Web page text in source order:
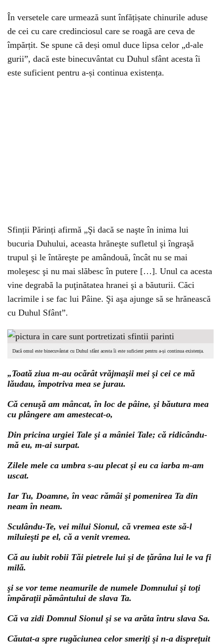
În versetele care urmează sunt înfățișate chinurile aduse
de cei cu care credinciosul care se roagă are ceva de
împărțit. Se spune că deși omul duce lipsa celor „d-ale
gurii”, dacă este binecuvântat cu Duhul sfânt acesta îi
este suficient pentru a-și continua existența.
Sfinții Părinți afirmă „Şi dacă se naşte în inima lui
bucuria Duhului, aceasta hrăneşte sufletul şi îngraşă
trupul şi le întăreşte pe amândouă, încât nu se mai
moleşesc şi nu mai slăbesc în putere […]. Unul ca acesta
vine degrabă la puţinătatea hranei şi a băuturii. Căci
lacrimile i se fac lui Pâine. Şi aşa ajunge să se hrănească
cu Duhul Sfânt”.
Dacă omul este binecuvântat cu Duhul sfânt acesta îi este suficient pentru a-și continua existența.
„Toată ziua m-au ocărât vrăjmaşii mei şi cei ce mă
lăudau, împotriva mea se jurau.
Că cenuşă am mâncat, în loc de pâine, şi băutura mea
cu plângere am amestecat-o,
Din pricina urgiei Tale şi a mâniei Tale; că ridicându-
mă eu, m-ai surpat.
Zilele mele ca umbra s-au plecat şi eu ca iarba m-am
uscat.
Iar Tu, Doamne, în veac rămâi şi pomenirea Ta din
neam în neam.
Sculându-Te, vei milui Sionul, că vremea este să-l
miluieşti pe el, că a venit vremea.
Că au iubit robii Tăi pietrele lui şi de ţărâna lui le va fi
milă.
şi se vor teme neamurile de numele Domnului şi toţi
împăraţii pământului de slava Ta.
Că va zidi Domnul Sionul şi se va arăta întru slava Sa.
Căutat-a spre rugăciunea celor smeriţi şi n-a dispreţuit